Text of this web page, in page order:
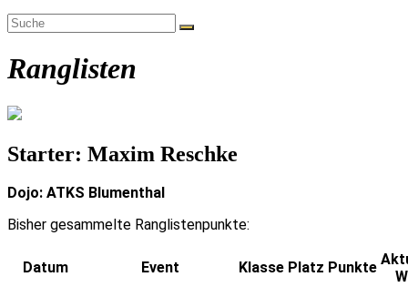
Ranglisten
Starter: Maxim Reschke
Dojo: ATKS Blumenthal
Bisher gesammelte Ranglistenpunkte:
Datum Event Klasse Platz Punkte